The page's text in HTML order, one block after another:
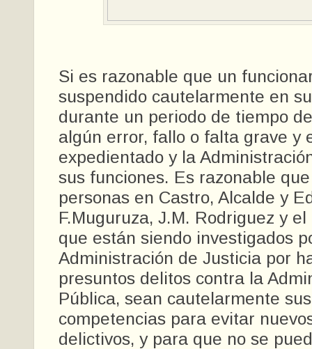
Si es razonable que un
suspendido cautelarmente en
durante un periodo de tiempo
algún error, fallo o falta grave y
expedientado y la
sus funciones. Es razonable
personas en Castro, Alcalde y
F.Muguruza, J.M. Rodriguez y
que están siendo investigados
Administración de Justicia por
presuntos delitos contra la
Pública, sean cautelarmente
competencias para evitar
delictivos, y para que no se